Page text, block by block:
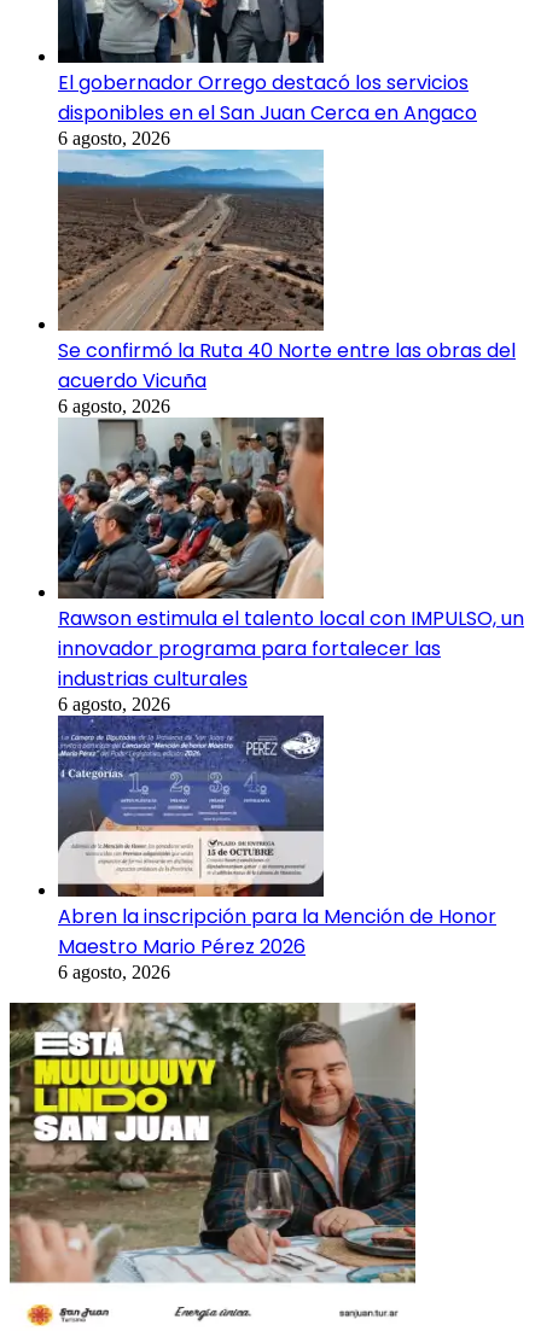
El gobernador Orrego destacó los servicios
disponibles en el San Juan Cerca en Angaco
6 agosto, 2026
Se confirmó la Ruta 40 Norte entre las obras del
acuerdo Vicuña
6 agosto, 2026
Rawson estimula el talento local con IMPULSO, un
innovador programa para fortalecer las
industrias culturales
6 agosto, 2026
Abren la inscripción para la Mención de Honor
Maestro Mario Pérez 2026
6 agosto, 2026